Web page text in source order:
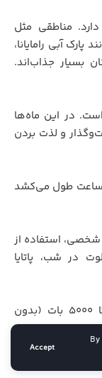
Accept
دارد. مناطقی مثل
آبی رامایانا،
بسیار جذاب‌اند.
در این ماه‌ها
و لذت بردن
سفر با اتوبوس یا مینی‌ون از بانکوک حدود ۲ ساعت طول می‌کشد
شخصی، استفاده از
در شب، پاتایا
برای یک هفته، بودجه روزانه حدود ۲۰۰۰ تا ۵۰۰۰ بات (بدون
کافی است،